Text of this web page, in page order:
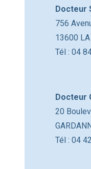
Docteur
756
13600 LA
Tél : 04
Docteur
20
Tél : 04